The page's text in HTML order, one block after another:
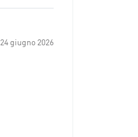
24 giugno 2026